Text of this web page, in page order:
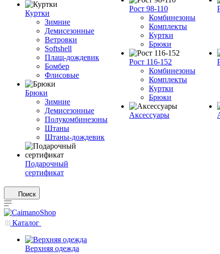
Куртки
Зимние
Демисезонные
Ветровки
Softshell
Плащ-дождевик
Бомбер
Флисовые
Брюки
Зимние
Демисезонные
Полукомбинезоны
Штаны
Штаны-дождевик
Подарочный
сертификат
Рост 98-110
Комбинезоны
Комплекты
Куртки
Брюки
Рост 116-152
Комбинезоны
Комплекты
Куртки
Брюки
Аксессуары
Поиск
Каталог
Верхняя одежда